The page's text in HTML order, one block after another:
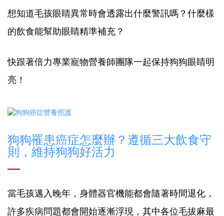
想知道毛孩眼睛異常時會透露出什麼警訊嗎？什麼樣
的飲食能幫助眼睛精準補充？
快跟著倍力專業寵物營養師團隊一起保持狗狗眼睛明
亮！
狗狗罹患癌症怎麼辦？遵循三大飲食守
則，維持狗狗好活力
當毛孩邁入晚年，身體器官機能都會隨著時間退化，
許多疾病問題都會開始逐漸浮現，其中各位毛拔麻最